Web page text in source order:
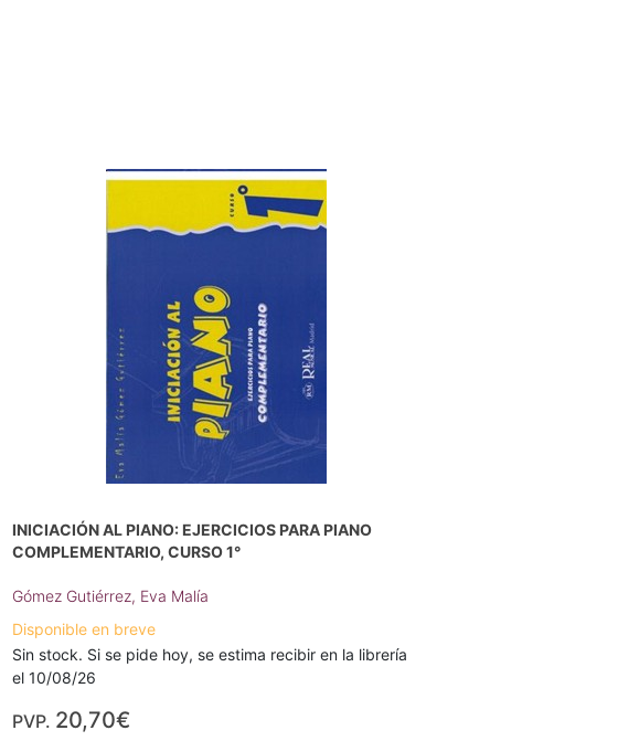
INICIACIÓN AL PIANO: EJERCICIOS PARA PIANO
COMPLEMENTARIO, CURSO 1°
Gómez Gutiérrez, Eva Malía
Disponible en breve
Sin stock. Si se pide hoy, se estima recibir en la librería
el 10/08/26
PVP. 20,70€